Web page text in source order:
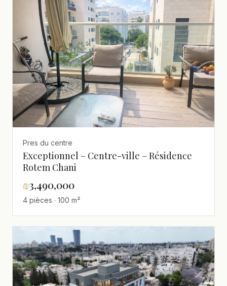
Pres du centre
Exceptionnel – Centre-ville – Résidence
Rotem Chani
₪3,490,000
4 pièces · 100 m²